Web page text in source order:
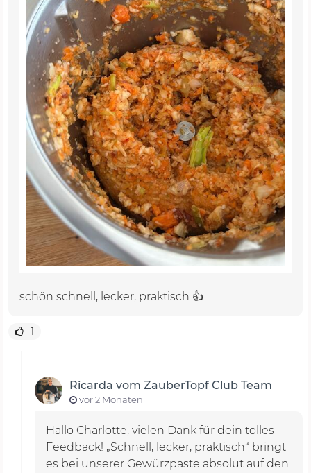
schön schnell, lecker, praktisch 👍
1
Ricarda vom ZauberTopf Club Team
vor 2 Monaten
Hallo Charlotte, vielen Dank für dein tolles
Feedback! „Schnell, lecker, praktisch“ bringt
es bei unserer Gewürzpaste absolut auf den